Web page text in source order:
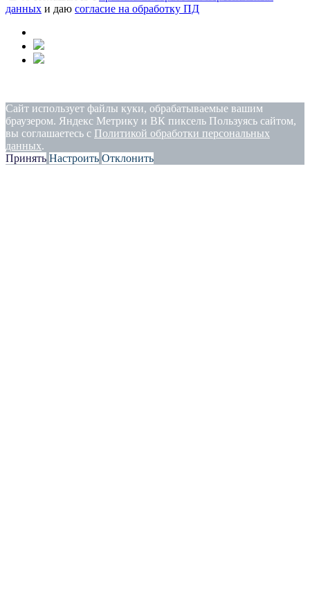
данных и даю согласие на обработку ПД
Сайт использует файлы куки, обрабатываемые вашим
браузером. Яндекс Метрику и ВК пиксель Пользуясь сайтом,
вы соглашаетесь с Политикой обработки персональных
данных.
Принять Настроить Отклонить